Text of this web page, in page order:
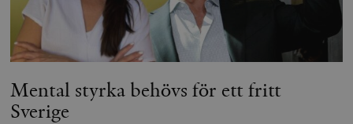
Mental styrka behövs för ett fritt
Sverige